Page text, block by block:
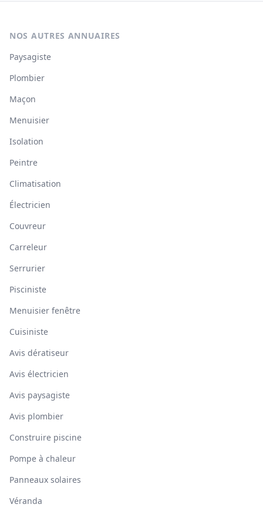
NOS AUTRES ANNUAIRES
Paysagiste
Plombier
Maçon
Menuisier
Isolation
Peintre
Climatisation
Électricien
Couvreur
Carreleur
Serrurier
Pisciniste
Menuisier fenêtre
Cuisiniste
Avis dératiseur
Avis électricien
Avis paysagiste
Avis plombier
Construire piscine
Pompe à chaleur
Panneaux solaires
Véranda